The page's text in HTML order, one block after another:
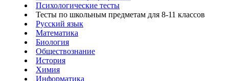
Психологические тесты
Тесты по школьным предметам для 8-11 классов
Русский язык
Математика
Биология
Обществознание
История
Химия
Информатика